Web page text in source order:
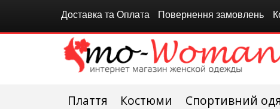
Доставка та Оплата Повернення замовлень
Плаття Костюми Спортивний